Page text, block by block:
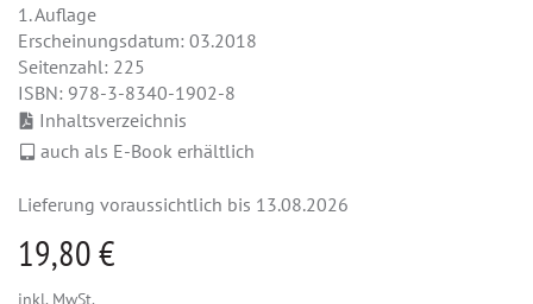
1. Auflage
Erscheinungsdatum: 03.2018
Seitenzahl: 225
ISBN: 978-3-8340-1902-8
Inhaltsverzeichnis
auch als E-Book erhältlich
Lieferung voraussichtlich bis 13.08.2026
19,80 €
inkl. MwSt.